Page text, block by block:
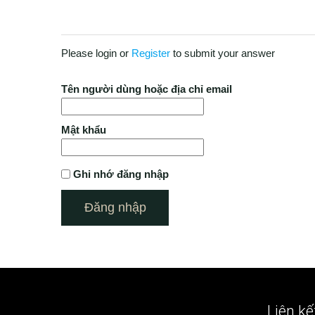
Please login or Register to submit your answer
Tên người dùng hoặc địa chỉ email
Mật khẩu
Ghi nhớ đăng nhập
Liên